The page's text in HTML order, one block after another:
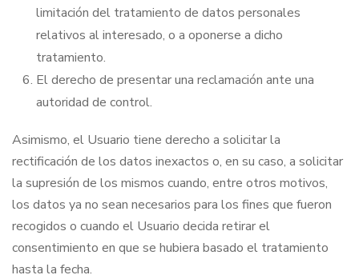
limitación del tratamiento de datos personales
relativos al interesado, o a oponerse a dicho
tratamiento.
El derecho de presentar una reclamación ante una
autoridad de control.
Asimismo, el Usuario tiene derecho a solicitar la
rectificación de los datos inexactos o, en su caso, a solicitar
la supresión de los mismos cuando, entre otros motivos,
los datos ya no sean necesarios para los fines que fueron
recogidos o cuando el Usuario decida retirar el
consentimiento en que se hubiera basado el tratamiento
hasta la fecha.